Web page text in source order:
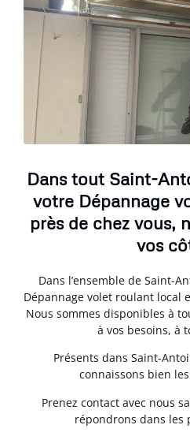
Dans tout Saint-
votre Dépannage
près de chez vous,
vos
Dans l’ensemble de Saint-
Dépannage volet roulant local
Nous sommes disponibles à
à vos besoins, à
Présents dans Saint-
connaissons bien
Prenez contact avec nous
répondrons dans les